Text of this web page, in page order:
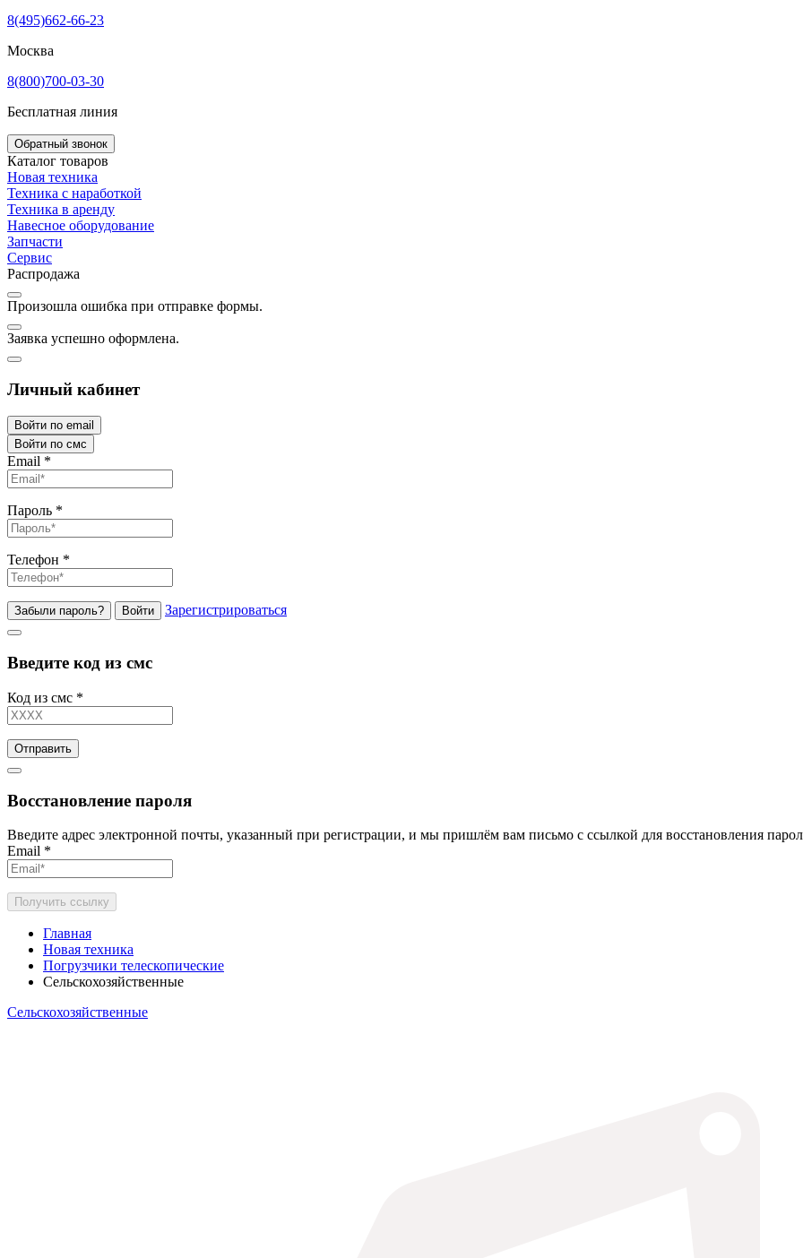
8(495)662-66-23
Москва
8(800)700-03-30
Бесплатная линия
Обратный звонок
Каталог товаров
Новая техника
Техника с наработкой
Техника в аренду
Навесное оборудование
Запчасти
Сервис
Распродажа
Произошла ошибка при отправке формы.
Заявка успешно оформлена.
Личный кабинет
Войти по email
Войти по смс
Email *
Пароль *
Телефон *
Забыли пароль? Войти Зарегистрироваться
Введите код из смс
Код из смс *
Отправить
Восстановление пароля
Введите адрес электронной почты, указанный при регистрации, и мы пришлём вам письмо с ссылкой для восстановления
Email *
Получить ссылку
Главная
Новая техника
Погрузчики телескопические
Сельскохозяйственные
Сельскохозяйственные